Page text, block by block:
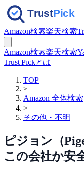
Amazon検索楽天検索
Amazon検索楽天検索
Trust Pickとは
TOP
>
Amazon 全体検索
>
その他・不明
ピジョン（
この会社か安